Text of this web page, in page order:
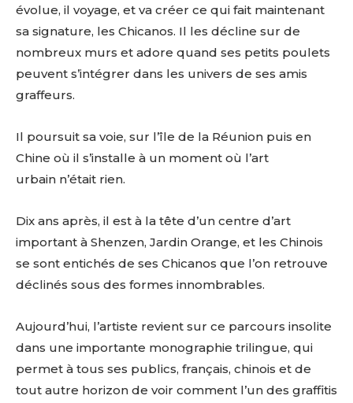
évolue, il voyage, et va créer ce qui fait maintenant
sa signature, les Chicanos. Il les décline sur de
nombreux murs et adore quand ses petits poulets
peuvent s’intégrer dans les univers de ses amis
graffeurs.
Il poursuit sa voie, sur l’île de la Réunion puis en
Chine où il s’installe à un moment où l’art
urbain n’était rien.
Dix ans après, il est à la tête d’un centre d’art
important à Shenzen, Jardin Orange, et les Chinois
se sont entichés de ses Chicanos que l’on retrouve
déclinés sous des formes innombrables.
Aujourd’hui, l’artiste revient sur ce parcours insolite
dans une importante monographie trilingue, qui
permet à tous ses publics, français, chinois et de
tout autre horizon de voir comment l’un des graffitis